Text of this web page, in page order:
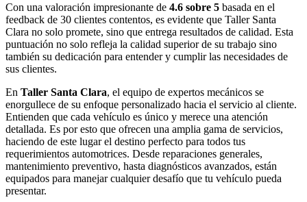
Con una valoración impresionante de 4.6 sobre 5 basada en el
feedback de 30 clientes contentos, es evidente que Taller Santa
Clara no solo promete, sino que entrega resultados de calidad. Esta
puntuación no solo refleja la calidad superior de su trabajo sino
también su dedicación para entender y cumplir las necesidades de
sus clientes.
En Taller Santa Clara, el equipo de expertos mecánicos se
enorgullece de su enfoque personalizado hacia el servicio al cliente.
Entienden que cada vehículo es único y merece una atención
detallada. Es por esto que ofrecen una amplia gama de servicios,
haciendo de este lugar el destino perfecto para todos tus
requerimientos automotrices. Desde reparaciones generales,
mantenimiento preventivo, hasta diagnósticos avanzados, están
equipados para manejar cualquier desafío que tu vehículo pueda
presentar.